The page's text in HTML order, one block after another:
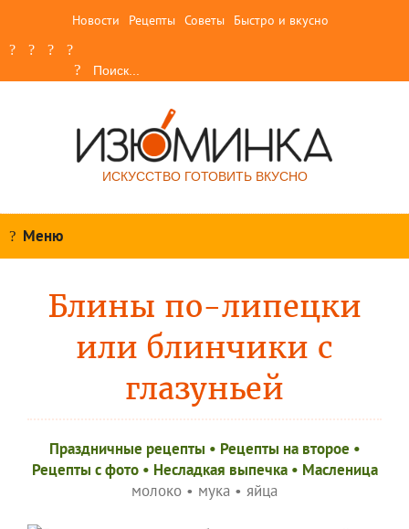
Новости Рецепты Советы Быстро и вкусно
ИСКУССТВО ГОТОВИТЬ ВКУСНО
Меню
Блины по-липецки
или блинчики с
глазуньей
Праздничные рецепты • Рецепты на второе •
Рецепты c фото• Несладкая выпечка• Масленица
молоко • мука • яйца